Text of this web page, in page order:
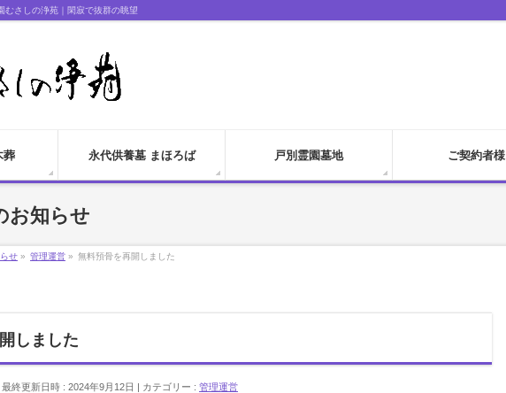
むさしの浄苑｜閑寂で抜群の眺望
葬 永代供養墓 まほろば 戸別霊園墓地 ご契約者様
お知らせ
せ » 管理運営 » 無料預骨を再開しました
しました
最終更新日時 : 2024年9月12日 カテゴリー : 管理運営